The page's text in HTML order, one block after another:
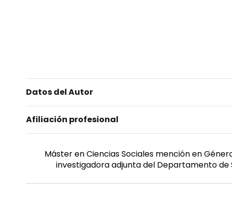
Datos del Autor
Afiliación profesional
Máster en Ciencias Sociales mención en
investigadora adjunta del Departamento de